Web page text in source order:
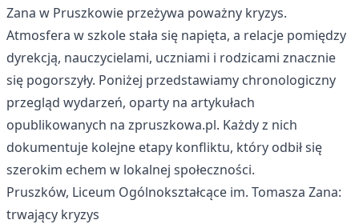
Zana w Pruszkowie przeżywa poważny kryzys.
Atmosfera w szkole stała się napięta, a relacje pomiędzy
dyrekcją, nauczycielami, uczniami i rodzicami znacznie
się pogorszyły. Poniżej przedstawiamy chronologiczny
przegląd wydarzeń, oparty na artykułach
opublikowanych na zpruszkowa.pl. Każdy z nich
dokumentuje kolejne etapy konfliktu, który odbił się
szerokim echem w lokalnej społeczności.
Pruszków, Liceum Ogólnokształcące im. Tomasza Zana:
trwający kryzys